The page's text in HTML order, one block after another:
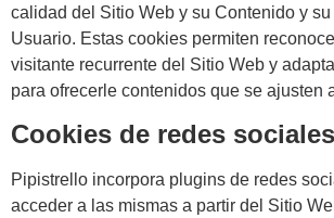
calidad del Sitio Web y su Contenido y
Usuario. Estas cookies permiten
visitante recurrente del Sitio Web y
para ofrecerle contenidos que se ajusten
Cookies de redes sociales
Pipistrello incorpora plugins de redes
acceder a las mismas a partir del Sitio